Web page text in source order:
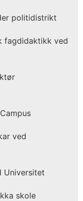
politidistrikt
fagdidaktikk ved
ved
Universitet
skole